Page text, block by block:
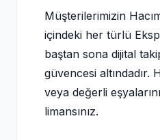
Müşterilerimizin
içindeki her türlü
baştan sona dijital
güvencesi altındadır.
veya değerli
limansınız.